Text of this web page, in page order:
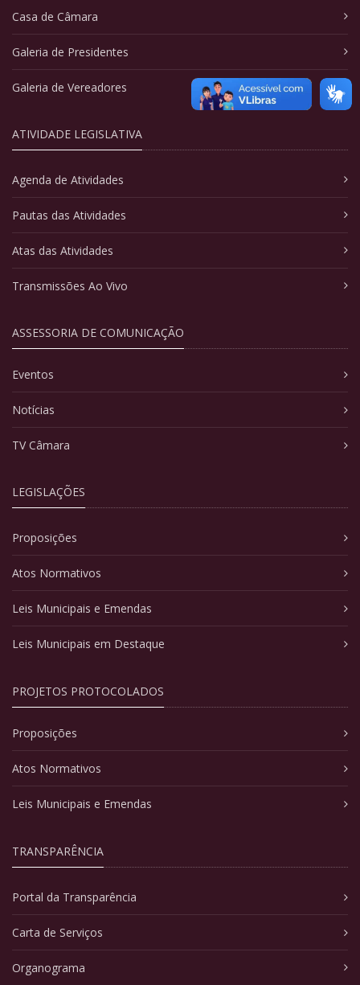
Casa de Câmara
Galeria de Presidentes
Galeria de Vereadores
ATIVIDADE LEGISLATIVA
Agenda de Atividades
Pautas das Atividades
Atas das Atividades
Transmissões Ao Vivo
ASSESSORIA DE COMUNICAÇÃO
Eventos
Notícias
TV Câmara
LEGISLAÇÕES
Proposições
Atos Normativos
Leis Municipais e Emendas
Leis Municipais em Destaque
PROJETOS PROTOCOLADOS
Proposições
Atos Normativos
Leis Municipais e Emendas
TRANSPARÊNCIA
Portal da Transparência
Carta de Serviços
Organograma